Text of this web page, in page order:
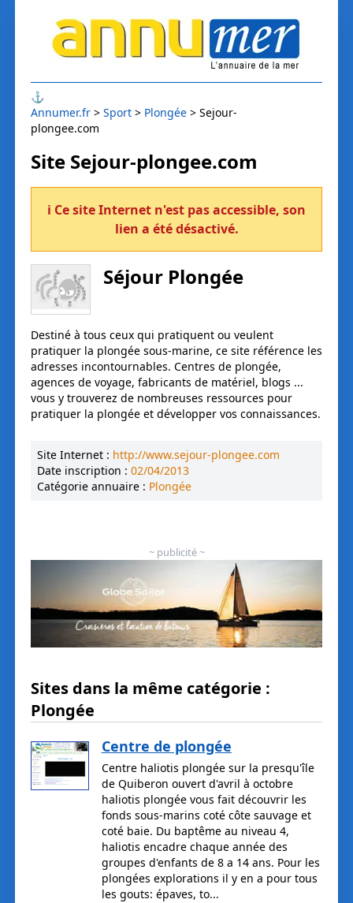
⚓
Annumer.fr
Sport Plongée
Sejour-
plongee.com
Site Sejour-plongee.com
ℹ Ce site Internet n'est pas accessible, son
lien a été désactivé.
Séjour Plongée
Destiné à tous ceux qui pratiquent ou veulent
pratiquer la plongée sous-marine, ce site référence les
adresses incontournables. Centres de plongée,
agences de voyage, fabricants de matériel, blogs ...
vous y trouverez de nombreuses ressources pour
pratiquer la plongée et développer vos connaissances.
Site Internet : http://www.sejour-plongee.com
Date inscription : 02/04/2013
Catégorie annuaire : Plongée
~ publicité ~
Sites dans la même catégorie :
Plongée
Centre de plongée
Centre haliotis plongée sur la presqu'île
de Quiberon ouvert d'avril à octobre
haliotis plongée vous fait découvrir les
fonds sous-marins coté côte sauvage et
coté baie. Du baptême au niveau 4,
haliotis encadre chaque année des
groupes d'enfants de 8 a 14 ans. Pour les
plongées explorations il y en a pour tous
les gouts: épaves, to...